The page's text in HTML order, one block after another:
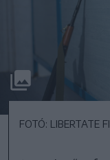
FOTÓ: LIBERTATE